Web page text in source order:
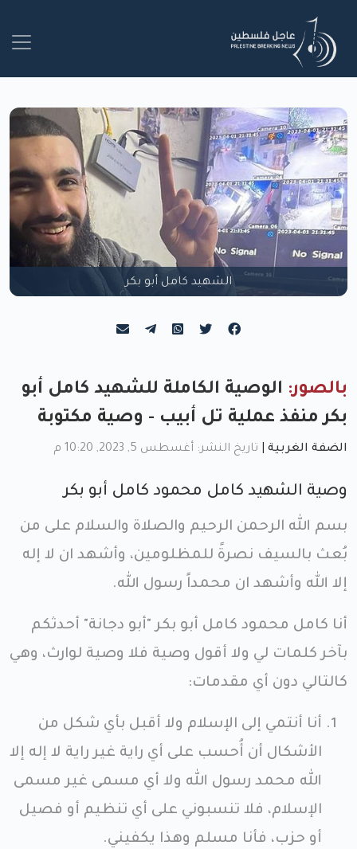
الشهيد كامل أبو بكر
بالصور: الوصية الكاملة للشهيد كامل أبو
بكر منفذ عملية تل أبيب - وصية مكتوبة
الضفة الغربية تاريخ النشر: أغسطس 5, 2023, 10:20 م
وصية الشهيد كامل محمود كامل أبو بكر
بسم الله الرحمن الرحيم والصلاة والسلام على من
بُعث بالسيف نصرةً للمظلومين، وأشهد ان لا إله
إلا الله وأشهد ان محمداً رسول الله.
أنا كامل محمود كامل أبو بكر "أبو دجانة" أحدثكم
بآخر كلمات لي ولا أقول وصية فلا وصية لوارث، وهي
كالتالي دون أي مقدمات:
أنا أنتمي إلى الإسلام ولا أقبل بأي شكل من
الأشكال أن أُحسب على أي راية غير راية لا إله إلا
الله محمد رسول الله ولا أي مسمى غير مسمى
الإسلام، فلا تنسبوني على أي تنظيم أو فصيل
أو حزب، فأنا مسلم وهذا يكفيني.